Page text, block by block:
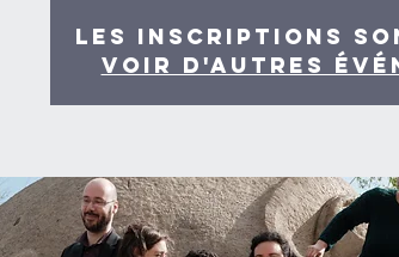
Les inscriptions
Voir d'autres